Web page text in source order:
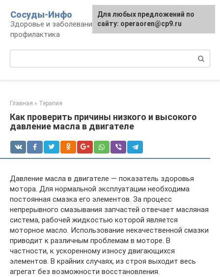
контенту
Сосуды-Инфо
Здоровье и заболевания сосудов и сердца,
профилактика
Главная » Терапия
Как проверить причины низкого и высокого
давление масла в двигателе
Давление масла в двигателе — показатель здоровья
мотора. Для нормальной эксплуатации необходима
постоянная смазка его элементов. За процесс
непрерывного смазывания запчастей отвечает масляная
система, рабочей жидкостью которой является
моторное масло. Использование некачественной смазки
приводит к различным проблемам в моторе. В
частности, к ускоренному износу двигающихся
элементов. В крайних случаях, из строя выходит весь
агрегат без возможности восстановления.
Для любых предложений по
сайту: operaoren@cp9.ru